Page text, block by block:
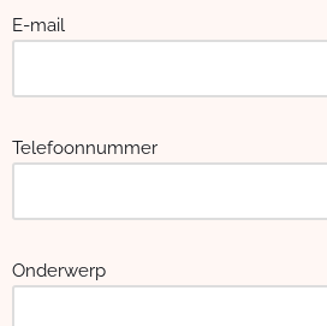
E-mail
Telefoonnummer
Onderwerp